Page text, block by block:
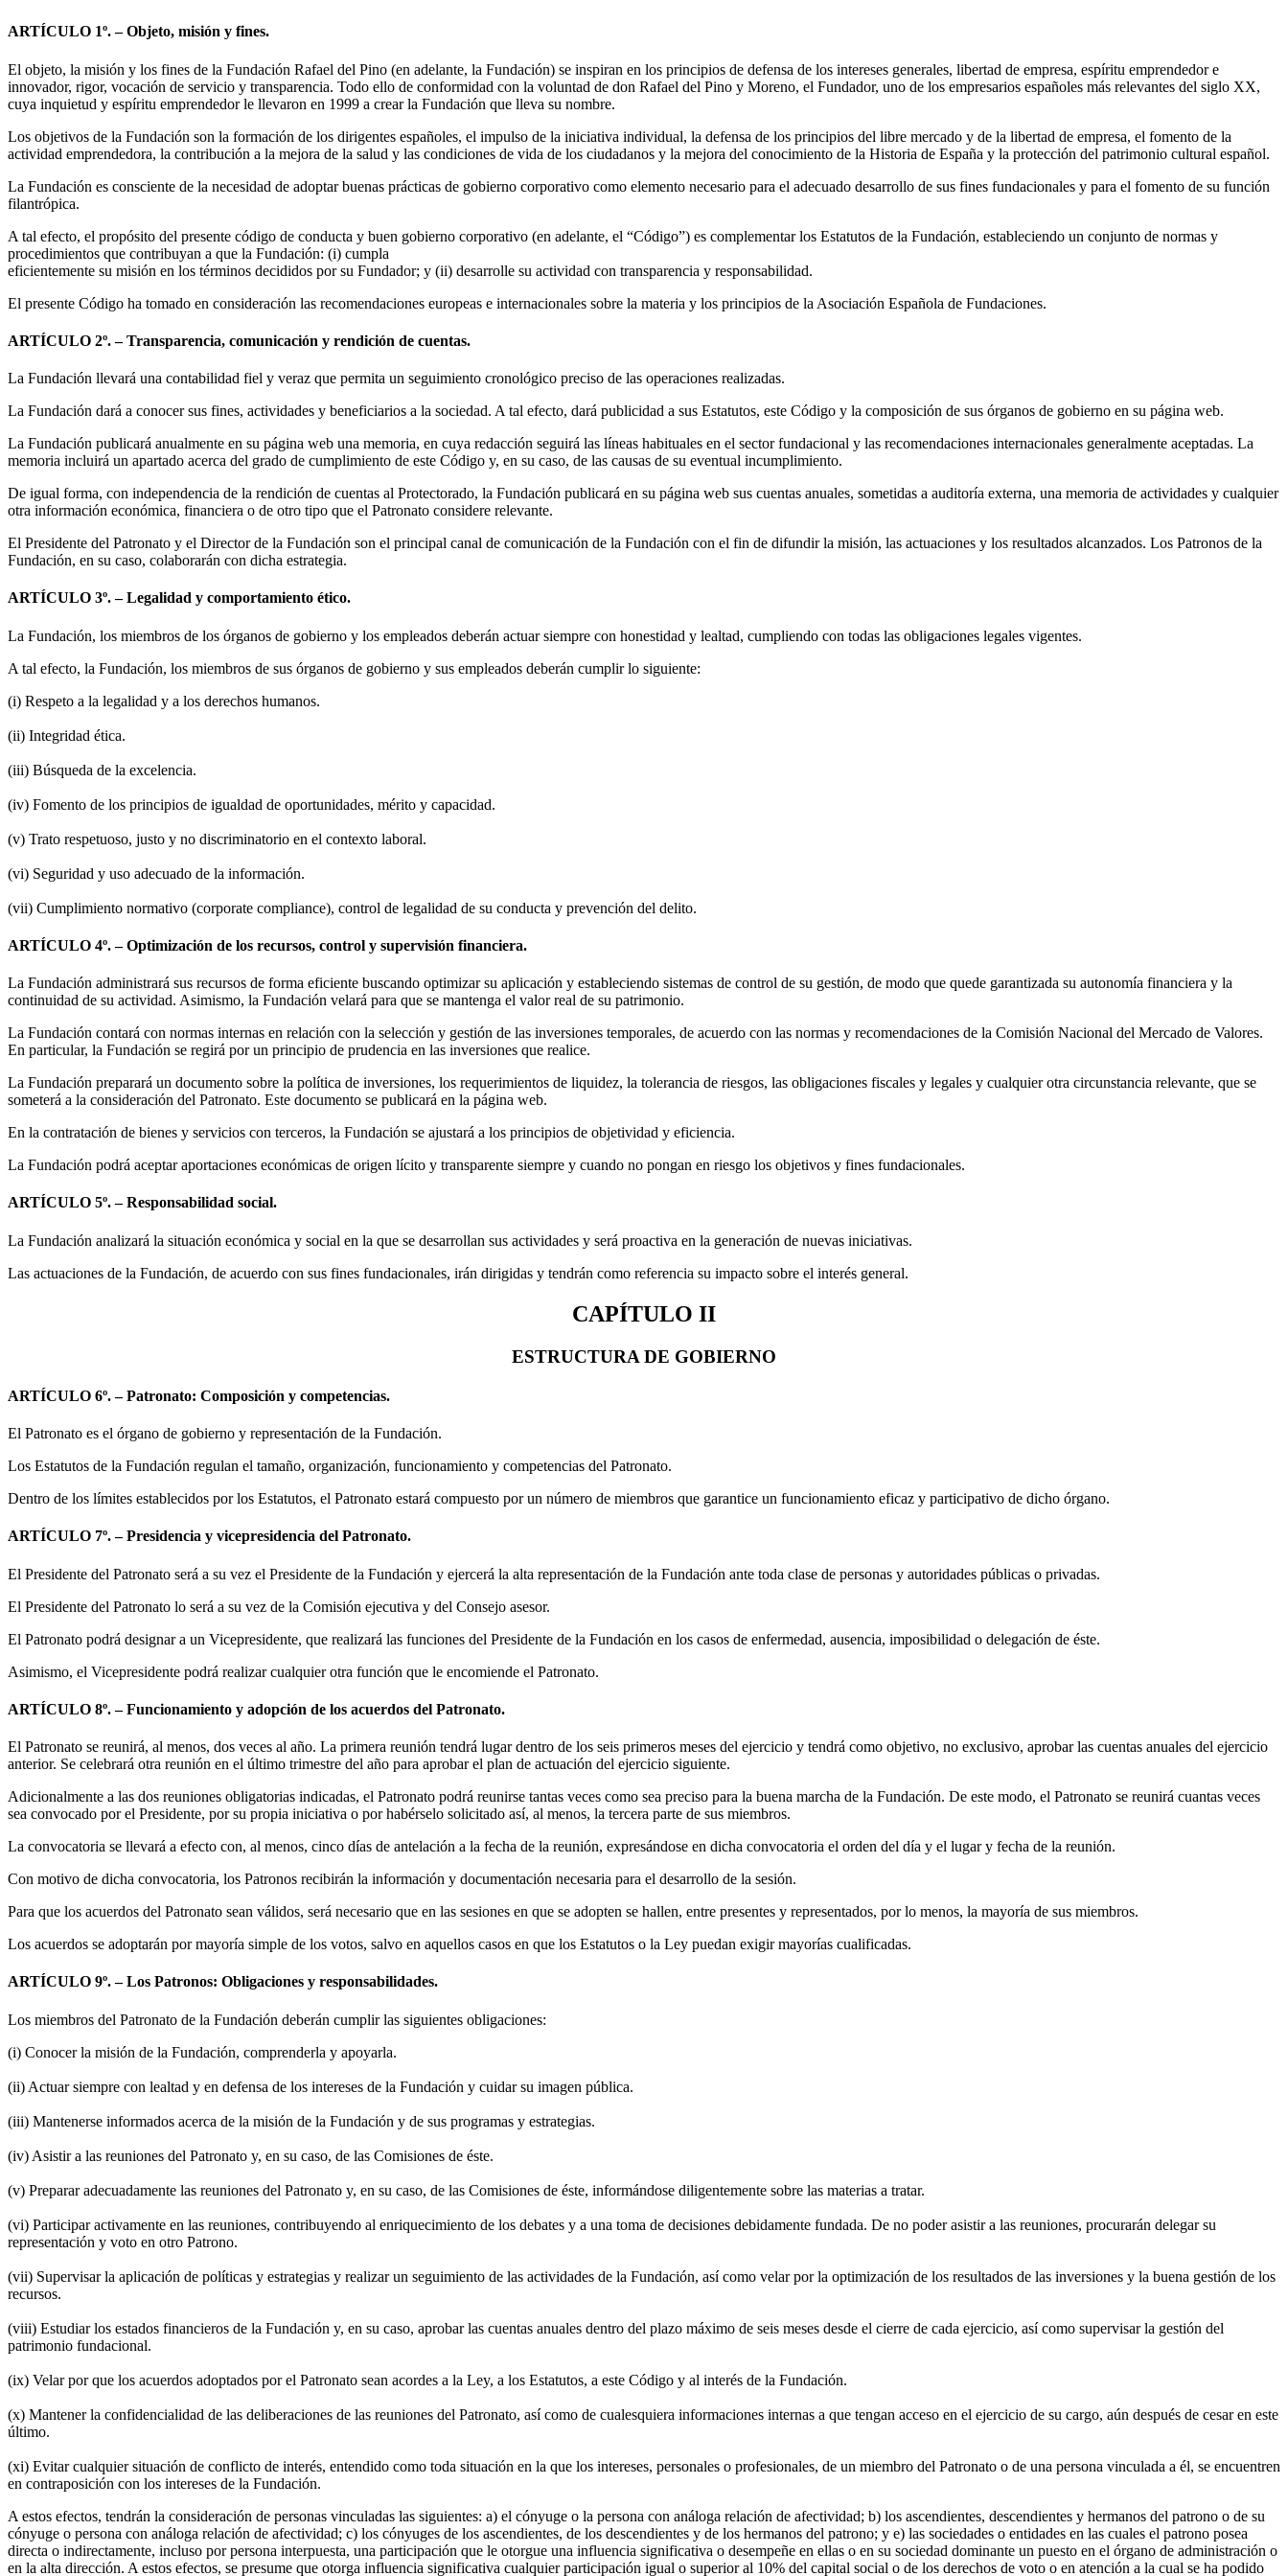
ARTÍCULO 1º. – Objeto, misión y fines.
El objeto, la misión y los fines de la Fundación Rafael del Pino (en adelante, la Fundación) se inspiran en los principios de defensa de los intereses generales, libertad de empresa, espíritu emprendedor e
innovador, rigor, vocación de servicio y transparencia. Todo ello de conformidad con la voluntad de don Rafael del Pino y Moreno, el Fundador, uno de los empresarios españoles más relevantes del siglo XX,
cuya inquietud y espíritu emprendedor le llevaron en 1999 a crear la Fundación que lleva su nombre.
Los objetivos de la Fundación son la formación de los dirigentes españoles, el impulso de la iniciativa individual, la defensa de los principios del libre mercado y de la libertad de empresa, el fomento de la
actividad emprendedora, la contribución a la mejora de la salud y las condiciones de vida de los ciudadanos y la mejora del conocimiento de la Historia de España y la protección del patrimonio cultural español.
La Fundación es consciente de la necesidad de adoptar buenas prácticas de gobierno corporativo como elemento necesario para el adecuado desarrollo de sus fines fundacionales y para el fomento de su función
filantrópica.
A tal efecto, el propósito del presente código de conducta y buen gobierno corporativo (en adelante, el “Código”) es complementar los Estatutos de la Fundación, estableciendo un conjunto de normas y
procedimientos que contribuyan a que la Fundación: (i) cumpla
eficientemente su misión en los términos decididos por su Fundador; y (ii) desarrolle su actividad con transparencia y responsabilidad.
El presente Código ha tomado en consideración las recomendaciones europeas e internacionales sobre la materia y los principios de la Asociación Española de Fundaciones.
ARTÍCULO 2º. – Transparencia, comunicación y rendición de cuentas.
La Fundación llevará una contabilidad fiel y veraz que permita un seguimiento cronológico preciso de las operaciones realizadas.
La Fundación dará a conocer sus fines, actividades y beneficiarios a la sociedad. A tal efecto, dará publicidad a sus Estatutos, este Código y la composición de sus órganos de gobierno en su página web.
La Fundación publicará anualmente en su página web una memoria, en cuya redacción seguirá las líneas habituales en el sector fundacional y las recomendaciones internacionales generalmente aceptadas. La
memoria incluirá un apartado acerca del grado de cumplimiento de este Código y, en su caso, de las causas de su eventual incumplimiento.
De igual forma, con independencia de la rendición de cuentas al Protectorado, la Fundación publicará en su página web sus cuentas anuales, sometidas a auditoría externa, una memoria de actividades y cualquier
otra información económica, financiera o de otro tipo que el Patronato considere relevante.
El Presidente del Patronato y el Director de la Fundación son el principal canal de comunicación de la Fundación con el fin de difundir la misión, las actuaciones y los resultados alcanzados. Los Patronos de la
Fundación, en su caso, colaborarán con dicha estrategia.
ARTÍCULO 3º. – Legalidad y comportamiento ético.
La Fundación, los miembros de los órganos de gobierno y los empleados deberán actuar siempre con honestidad y lealtad, cumpliendo con todas las obligaciones legales vigentes.
A tal efecto, la Fundación, los miembros de sus órganos de gobierno y sus empleados deberán cumplir lo siguiente:
(i) Respeto a la legalidad y a los derechos humanos.
(ii) Integridad ética.
(iii) Búsqueda de la excelencia.
(iv) Fomento de los principios de igualdad de oportunidades, mérito y capacidad.
(v) Trato respetuoso, justo y no discriminatorio en el contexto laboral.
(vi) Seguridad y uso adecuado de la información.
(vii) Cumplimiento normativo (corporate compliance), control de legalidad de su conducta y prevención del delito.
ARTÍCULO 4º. – Optimización de los recursos, control y supervisión financiera.
La Fundación administrará sus recursos de forma eficiente buscando optimizar su aplicación y estableciendo sistemas de control de su gestión, de modo que quede garantizada su autonomía financiera y la
continuidad de su actividad. Asimismo, la Fundación velará para que se mantenga el valor real de su patrimonio.
La Fundación contará con normas internas en relación con la selección y gestión de las inversiones temporales, de acuerdo con las normas y recomendaciones de la Comisión Nacional del Mercado de Valores.
En particular, la Fundación se regirá por un principio de prudencia en las inversiones que realice.
La Fundación preparará un documento sobre la política de inversiones, los requerimientos de liquidez, la tolerancia de riesgos, las obligaciones fiscales y legales y cualquier otra circunstancia relevante, que se
someterá a la consideración del Patronato. Este documento se publicará en la página web.
En la contratación de bienes y servicios con terceros, la Fundación se ajustará a los principios de objetividad y eficiencia.
La Fundación podrá aceptar aportaciones económicas de origen lícito y transparente siempre y cuando no pongan en riesgo los objetivos y fines fundacionales.
ARTÍCULO 5º. – Responsabilidad social.
La Fundación analizará la situación económica y social en la que se desarrollan sus actividades y será proactiva en la generación de nuevas iniciativas.
Las actuaciones de la Fundación, de acuerdo con sus fines fundacionales, irán dirigidas y tendrán como referencia su impacto sobre el interés general.
CAPÍTULO II
ESTRUCTURA DE GOBIERNO
ARTÍCULO 6º. – Patronato: Composición y competencias.
El Patronato es el órgano de gobierno y representación de la Fundación.
Los Estatutos de la Fundación regulan el tamaño, organización, funcionamiento y competencias del Patronato.
Dentro de los límites establecidos por los Estatutos, el Patronato estará compuesto por un número de miembros que garantice un funcionamiento eficaz y participativo de dicho órgano.
ARTÍCULO 7º. – Presidencia y vicepresidencia del Patronato.
El Presidente del Patronato será a su vez el Presidente de la Fundación y ejercerá la alta representación de la Fundación ante toda clase de personas y autoridades públicas o privadas.
El Presidente del Patronato lo será a su vez de la Comisión ejecutiva y del Consejo asesor.
El Patronato podrá designar a un Vicepresidente, que realizará las funciones del Presidente de la Fundación en los casos de enfermedad, ausencia, imposibilidad o delegación de éste.
Asimismo, el Vicepresidente podrá realizar cualquier otra función que le encomiende el Patronato.
ARTÍCULO 8º. – Funcionamiento y adopción de los acuerdos del Patronato.
El Patronato se reunirá, al menos, dos veces al año. La primera reunión tendrá lugar dentro de los seis primeros meses del ejercicio y tendrá como objetivo, no exclusivo, aprobar las cuentas anuales del ejercicio
anterior. Se celebrará otra reunión en el último trimestre del año para aprobar el plan de actuación del ejercicio siguiente.
Adicionalmente a las dos reuniones obligatorias indicadas, el Patronato podrá reunirse tantas veces como sea preciso para la buena marcha de la Fundación. De este modo, el Patronato se reunirá cuantas veces
sea convocado por el Presidente, por su propia iniciativa o por habérselo solicitado así, al menos, la tercera parte de sus miembros.
La convocatoria se llevará a efecto con, al menos, cinco días de antelación a la fecha de la reunión, expresándose en dicha convocatoria el orden del día y el lugar y fecha de la reunión.
Con motivo de dicha convocatoria, los Patronos recibirán la información y documentación necesaria para el desarrollo de la sesión.
Para que los acuerdos del Patronato sean válidos, será necesario que en las sesiones en que se adopten se hallen, entre presentes y representados, por lo menos, la mayoría de sus miembros.
Los acuerdos se adoptarán por mayoría simple de los votos, salvo en aquellos casos en que los Estatutos o la Ley puedan exigir mayorías cualificadas.
ARTÍCULO 9º. – Los Patronos: Obligaciones y responsabilidades.
Los miembros del Patronato de la Fundación deberán cumplir las siguientes obligaciones:
(i) Conocer la misión de la Fundación, comprenderla y apoyarla.
(ii) Actuar siempre con lealtad y en defensa de los intereses de la Fundación y cuidar su imagen pública.
(iii) Mantenerse informados acerca de la misión de la Fundación y de sus programas y estrategias.
(iv) Asistir a las reuniones del Patronato y, en su caso, de las Comisiones de éste.
(v) Preparar adecuadamente las reuniones del Patronato y, en su caso, de las Comisiones de éste, informándose diligentemente sobre las materias a tratar.
(vi) Participar activamente en las reuniones, contribuyendo al enriquecimiento de los debates y a una toma de decisiones debidamente fundada. De no poder asistir a las reuniones, procurarán delegar su
representación y voto en otro Patrono.
(vii) Supervisar la aplicación de políticas y estrategias y realizar un seguimiento de las actividades de la Fundación, así como velar por la optimización de los resultados de las inversiones y la buena gestión de los
recursos.
(viii) Estudiar los estados financieros de la Fundación y, en su caso, aprobar las cuentas anuales dentro del plazo máximo de seis meses desde el cierre de cada ejercicio, así como supervisar la gestión del
patrimonio fundacional.
(ix) Velar por que los acuerdos adoptados por el Patronato sean acordes a la Ley, a los Estatutos, a este Código y al interés de la Fundación.
(x) Mantener la confidencialidad de las deliberaciones de las reuniones del Patronato, así como de cualesquiera informaciones internas a que tengan acceso en el ejercicio de su cargo, aún después de cesar en este
último.
(xi) Evitar cualquier situación de conflicto de interés, entendido como toda situación en la que los intereses, personales o profesionales, de un miembro del Patronato o de una persona vinculada a él, se encuentren
en contraposición con los intereses de la Fundación.
A estos efectos, tendrán la consideración de personas vinculadas las siguientes: a) el cónyuge o la persona con análoga relación de afectividad; b) los ascendientes, descendientes y hermanos del patrono o de su
cónyuge o persona con análoga relación de afectividad; c) los cónyuges de los ascendientes, de los descendientes y de los hermanos del patrono; y e) las sociedades o entidades en las cuales el patrono posea
directa o indirectamente, incluso por persona interpuesta, una participación que le otorgue una influencia significativa o desempeñe en ellas o en su sociedad dominante un puesto en el órgano de administración o
en la alta dirección. A estos efectos, se presume que otorga influencia significativa cualquier participación igual o superior al 10% del capital social o de los derechos de voto o en atención a la cual se ha podido